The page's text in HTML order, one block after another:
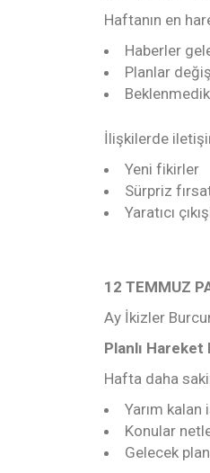
Haftanın en
Haberler
Planlar
İlişkilerde
Yeni fikirler
Sürpriz
Yaratıcı
12 TEMMUZ
Ay İkizler
Planlı Hareket
Hafta daha
Yarım kalan
Konular
Gelecek